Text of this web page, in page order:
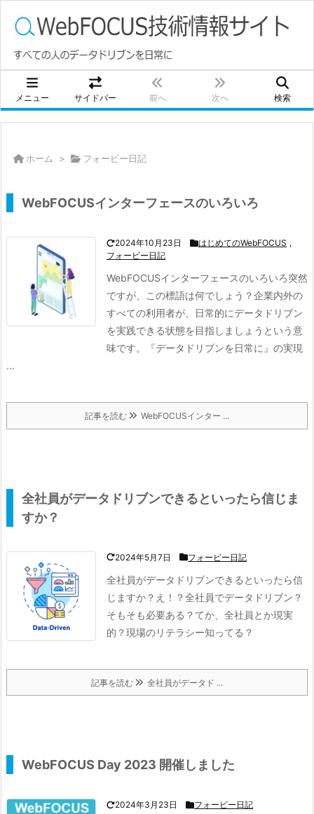
メニュー サイドバー 前へ 次へ 検索
ホーム > フォービー日記
WebFOCUSインターフェースのいろいろ
2024年10月23日 はじめてのWebFOCUS ,
フォービー日記
WebFOCUSインターフェースのいろいろ突然
ですが、この標語は何でしょう？企業内外の
すべての利用者が、日常的にデータドリブン
を実践できる状態を目指しましょうという意
味です。
『データドリブンを日常に』の実現
...
記事を読む WebFOCUSインター ...
全社員がデータドリブンできるといったら信じま
すか？
2024年5月7日 フォービー日記
全社員がデータドリブンできる といったら信
じますか？ え！？全社員でデータドリブン？
そもそも必要ある？ てか、全社員とか現実
的？現場のリテラシー知ってる？
記事を読む 全社員がデータド ...
WebFOCUS Day 2023 開催しました
2024年3月23日 フォービー日記